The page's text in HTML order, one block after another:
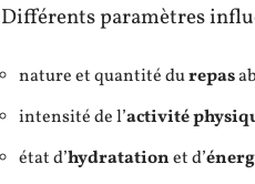
Différents paramètres
nature et quantité durepas
intensité de l’activité
état d’hydratationet d’